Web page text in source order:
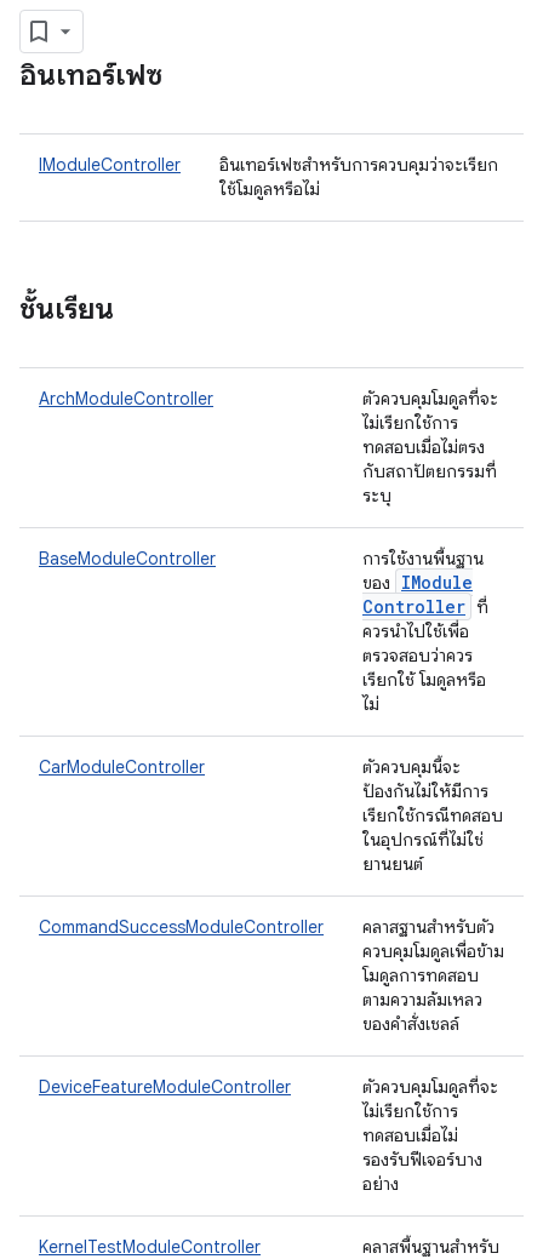
อินเทอร์เฟซ
IModuleController
อินเทอร์เฟซสำหรับการควบคุมว่าจะเรียก
ใช้โมดูลหรือไม่
ชั้นเรียน
ArchModuleController
ตัวควบคุมโมดูลที่จะ
ไม่เรียกใช้การ
ทดสอบเมื่อไม่ตรง
กับสถาปัตยกรรมที่
ระบุ
BaseModuleController
การใช้งานพื้นฐาน
ของ
IModule
Controller ที่
ควรนำไปใช้เพื่อ
ตรวจสอบว่าควร
เรียกใช้ โมดูลหรือ
ไม่
CarModuleController
ตัวควบคุมนี้จะ
ป้องกันไม่ให้มีการ
เรียกใช้กรณีทดสอบ
ในอุปกรณ์ที่ไม่ใช่
ยานยนต์
CommandSuccessModuleController
คลาสฐานสำหรับตัว
ควบคุมโมดูลเพื่อข้าม
โมดูลการทดสอบ
ตามความล้มเหลว
ของคำสั่งเชลล์
DeviceFeatureModuleController
ตัวควบคุมโมดูลที่จะ
ไม่เรียกใช้การ
ทดสอบเมื่อไม่
รองรับฟีเจอร์บาง
อย่าง
KernelTestModuleController
คลาสพื้นฐานสำหรับ